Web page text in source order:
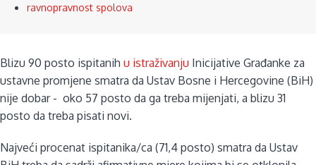
ravnopravnost spolova
Blizu 90 posto ispitanih u istraživanju Inicijative Građanke za
ustavne promjene smatra da Ustav Bosne i Hercegovine (BiH)
nije dobar - oko 57 posto da ga treba mijenjati, a blizu 31
posto da treba pisati novi.
Najveći procenat ispitanika/ca (71,4 posto) smatra da Ustav